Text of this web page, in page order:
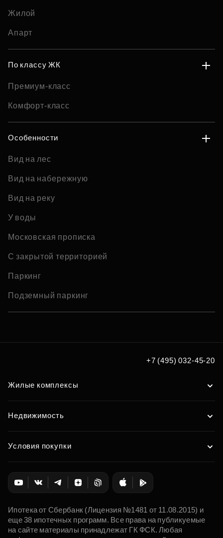
Жилой
Апарт
По классу ЖК
Премиум-класс
Комфорт-класс
Особенности
Вид на лес
Вид на набережную
Вид на реку
У воды
Московская прописка
С закрытой территорией
Паркинг
Подземный паркинг
+7 (495) 032-45-20
Жилые комплексы
Недвижимость
Условия покупки
Ипотека от Сбербанк (Лицензия №1481 от 11.08.2015) и
еще 38 ипотечных программ. Все права на публикуемые
на сайте материалы принадлежат ГК ФСК. Любая